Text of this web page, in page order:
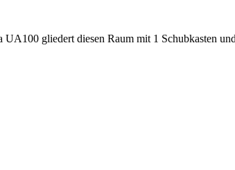
gliedert diesen Raum mit 1 Schubkasten